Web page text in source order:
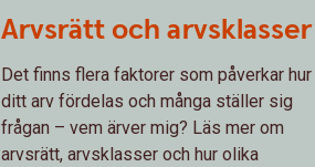
Arvsrätt och arvsklasser
Det finns flera faktorer som påverkar hur
ditt arv fördelas och många ställer sig
frågan – vem ärver mig? Läs mer om
arvsrätt, arvsklasser och hur olika